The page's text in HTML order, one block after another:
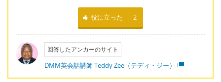
役に立った 2
回答したアンカーのサイト
DMM英会話講師 Teddy Zee（テディ・ジー）